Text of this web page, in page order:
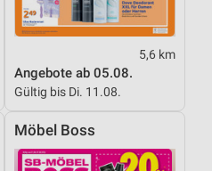
5,6 km
Angebote ab 05.08.
Gültig bis Di. 11.08.
Möbel Boss